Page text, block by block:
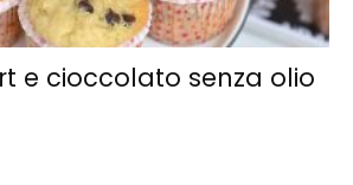
e cioccolato senza olio